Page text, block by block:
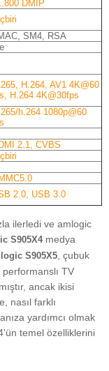
DMIP
SM4, RSA
H.264, AV1 4K@60
H.264 4K@30fps
h.264 1080p@60
2.1, CVBS
2.0, USB 3.0
ilerledi ve amlogic
S905X4medya
S905X5 , çubuk
TV
ancak ikisi
nasıl farklı
yardımcı olmak
temel özelliklerini